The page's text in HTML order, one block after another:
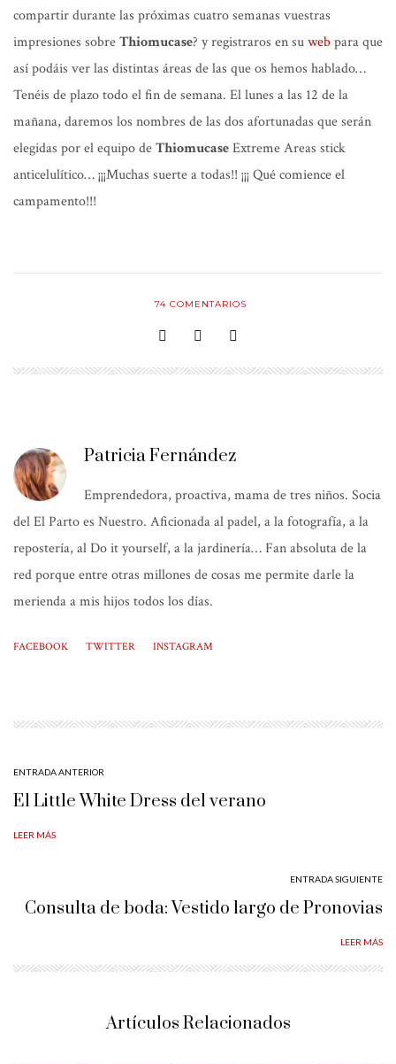
compartir durante las próximas cuatro semanas vuestras
impresiones sobreThiomucase? y registraros en suwebpara que
así podáis ver las distintas áreas de las que os hemos hablado…
Tenéis de plazo todo el fin de semana. El lunes a las 12 de la
mañana, daremos los nombres de las dos afortunadas que serán
elegidas por el equipo deThiomucaseExtreme Areas stick
anticelulítico…¡¡¡Muchas suerte a todas!! ¡¡¡ Qué comience el
campamento!!!
74COMENTARIOS
Patricia Fernández
Emprendedora, proactiva, mama de tres niños. Socia
del El Parto es Nuestro. Aficionada al padel, a la fotografía, a la
repostería, al Do it yourself, a la jardinería… Fan absoluta de la
red porque entre otras millones de cosas me permite darle la
merienda a mis hijos todos los días.
FACEBOOK TWITTER INSTAGRAM
ENTRADA ANTERIOR
El Little White Dress del verano
LEER MÁS
ENTRADA SIGUIENTE
Consulta de boda: Vestido largo de Pronovias
LEER MÁS
Artículos Relacionados